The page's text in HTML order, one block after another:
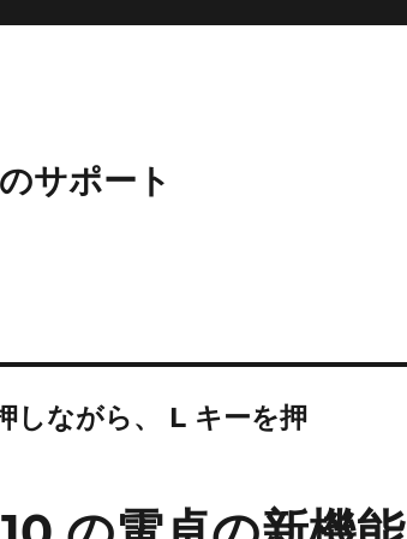
サポート
しながら、 L キーを押